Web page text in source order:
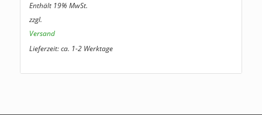
Enthält 19% MwSt.
zzgl.
Versand
Lieferzeit: ca. 1-2 Werktage